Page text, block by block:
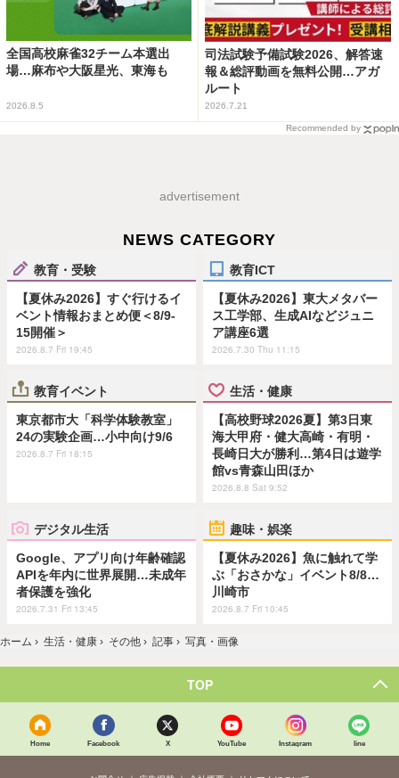
全国高校麻雀32チーム本選出
場…麻布や大阪星光、東海も
2026.8.5
司法試験予備試験2026、解答速
報＆総評動画を無料公開…アガ
ルート
2026.7.21
Recommended by
advertisement
NEWS CATEGORY
教育・受験
【夏休み2026】すぐ行けるイ
ベント情報おまとめ便＜8/9-
15開催＞
2026.8.7 Fri 19:45
教育ICT
【夏休み2026】東大メタバー
ス工学部、生成AIなどジュニ
ア講座6選
2026.7.30 Thu 11:15
教育イベント
東京都市大「科学体験教室」
24の実験企画…小中向け9/6
2026.8.7 Fri 18:15
生活・健康
【高校野球2026夏】第3日東
海大甲府・健大高崎・有明・
長崎日大が勝利…第4日は遊学
館vs青森山田ほか
2026.8.8 Sat 9:52
デジタル生活
Google、アプリ向け年齢確認
APIを年内に世界展開…未成年
者保護を強化
2026.7.31 Fri 13:45
趣味・娯楽
【夏休み2026】魚に触れて学
ぶ「おさかな」イベント8/8…
川崎市
2026.8.7 Fri 10:45
ホーム › 生活・健康 › その他 › 記事 › 写真・画像
TOP
Home Facebook X YouTube Instagram line